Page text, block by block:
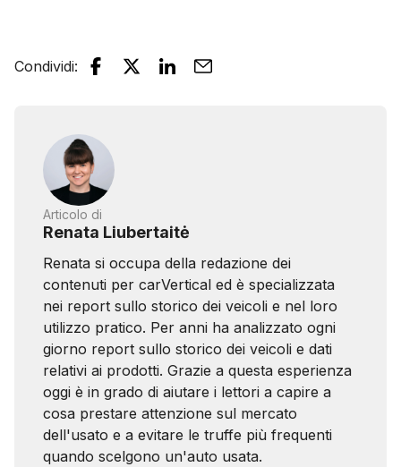
Condividi:
Articolo di
Renata Liubertaitė
Renata si occupa della redazione dei
contenuti per carVertical ed è specializzata
nei report sullo storico dei veicoli e nel loro
utilizzo pratico. Per anni ha analizzato ogni
giorno report sullo storico dei veicoli e dati
relativi ai prodotti. Grazie a questa esperienza
oggi è in grado di aiutare i lettori a capire a
cosa prestare attenzione sul mercato
dell'usato e a evitare le truffe più frequenti
quando scelgono un'auto usata.